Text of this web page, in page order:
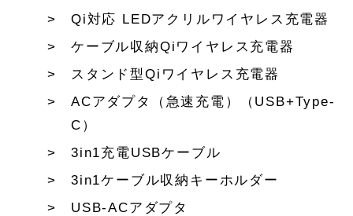
Qi対応 LEDアクリルワイヤレス充電器
ケーブル収納Qiワイヤレス充電器
スタンド型Qiワイヤレス充電器
ACアダプタ（急速充電）（USB+Type-
C）
3in1充電USBケーブル
3in1ケーブル収納キーホルダー
USB-ACアダプタ